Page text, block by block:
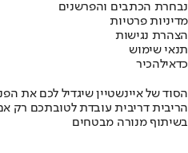
נבחרת הכתבים והפרשנים
מדיניות פרטיות
הצהרת נגישות
תנאי שימוש
כדאילהכיר
הסוד של איינשטיין שיגדיל לכם את
הריבית דריבית עובדת לטובתכם רק
בשיתוף מנורה מבטחים